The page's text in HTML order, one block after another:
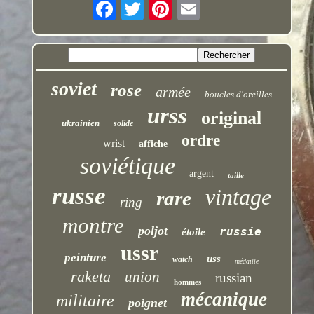
soviet rose armée boucles d'oreilles
ukrainien solide urss original
wrist affiche ordre
soviétique argent taille
russe ring rare vintage
montre poljot étoile
russie
peinture
ussr watch uss médaille
raketa union hommes russian
militaire poignet mécanique